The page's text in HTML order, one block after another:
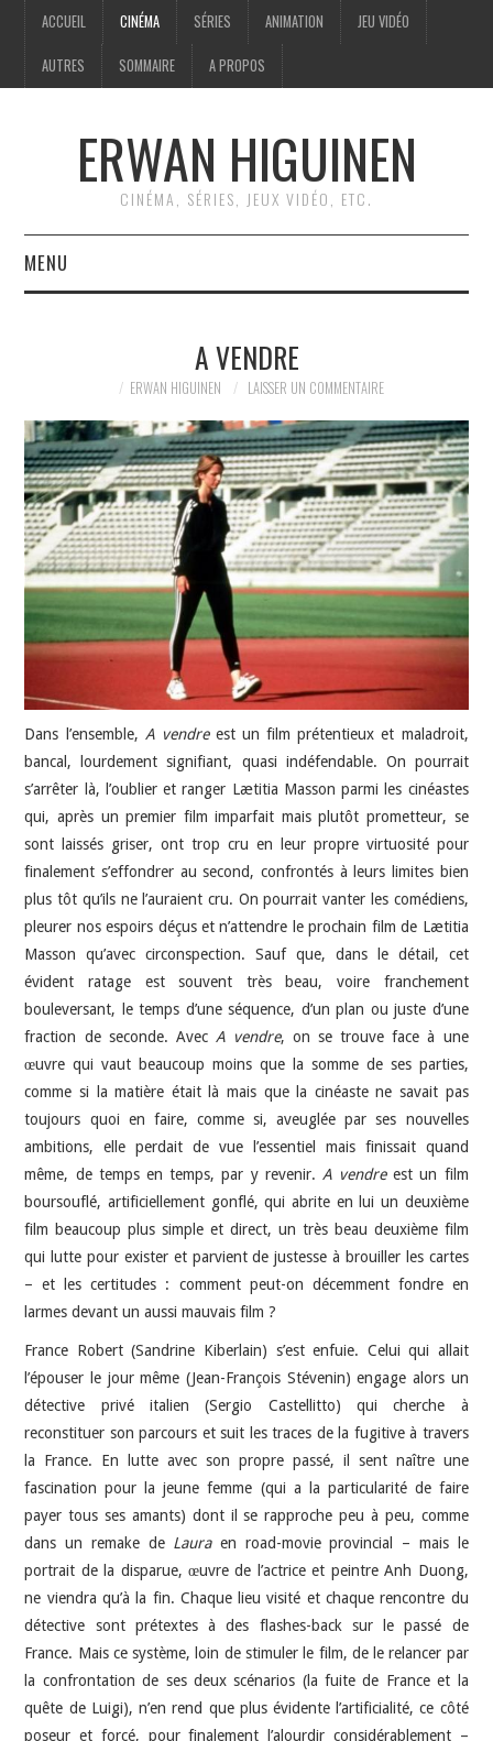
ACCUEIL CINÉMA SÉRIES ANIMATION JEU VIDÉO
AUTRES SOMMAIRE A PROPOS
ERWAN HIGUINEN
CINÉMA, SÉRIES, JEUX VIDÉO, ETC.
MENU
SÉRIES
ANIMATION
JEU VIDÉO
AUTRES
SOMMAIRE
A PROPOS
A VENDRE
ERWAN HIGUINEN LAISSER UN COMMENTAIRE
Dans l’ensemble, A vendreest un film prétentieux et maladroit,
bancal, lourdement signifiant, quasi indéfendable. On pourrait
s’arrêter là, l’oublier et ranger Lætitia Masson parmi les cinéastes
qui, après un premier film imparfait mais plutôt prometteur, se
sont laissés griser, ont trop cru en leur propre virtuosité pour
finalement s’effondrer au second, confrontés à leurs limites bien
plus tôt qu’ils ne l’auraient cru. On pourrait vanter les comédiens,
pleurer nos espoirs déçus et n’attendre le prochain film de Lætitia
Masson qu’avec circonspection. Sauf que, dans le détail, cet
évident ratage est souvent très beau, voire franchement
bouleversant, le temps d’une séquence, d’un plan ou juste d’une
fraction de seconde. Avec A vendre, on se trouve face à une
œuvre qui vaut beaucoup moins que la somme de ses parties,
comme si la matière était là mais que la cinéaste ne savait pas
toujours quoi en faire, comme si, aveuglée par ses nouvelles
ambitions, elle perdait de vue l’essentiel mais finissait quand
même, de temps en temps, par y revenir. A vendreest un film
boursouflé, artificiellement gonflé, qui abrite en lui un deuxième
film beaucoup plus simple et direct, un très beau deuxième film
qui lutte pour exister et parvient de justesse à brouiller les cartes
– et les certitudes : comment peut-on décemment fondre en
larmes devant un aussi mauvais film ?
France Robert (Sandrine Kiberlain) s’est enfuie. Celui qui allait
l’épouser le jour même (Jean-François Stévenin) engage alors un
détective privé italien (Sergio Castellitto) qui cherche à
reconstituer son parcours et suit les traces de la fugitive à travers
la France. En lutte avec son propre passé, il sent naître une
fascination pour la jeune femme (qui a la particularité de faire
payer tous ses amants) dont il se rapproche peu à peu, comme
dans un remake de Lauraen road-movie provincial – mais le
portrait de la disparue, œuvre de l’actrice et peintre Anh Duong,
ne viendra qu’à la fin. Chaque lieu visité et chaque rencontre du
détective sont prétextes à des flashes-back sur le passé de
France. Mais ce système, loin de stimuler le film, de le relancer par
la confrontation de ses deux scénarios (la fuite de France et la
quête de Luigi), n’en rend que plus évidente l’artificialité, ce côté
poseur et forcé, pour finalement l’alourdir considérablement –